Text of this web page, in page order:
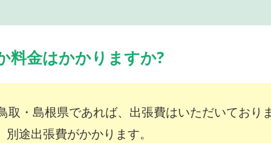
料金はかかりますか?
取・島根県であれば、出張費はいただいており
途出張費がかかります。